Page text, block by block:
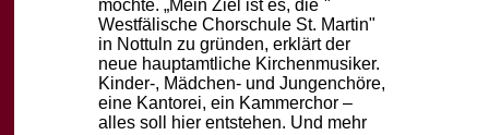
möchte. „Mein Ziel istes, die`"
Westfälische Chorschule St. Martin"
in Nottuln zu gründen, erklärt der
neue hauptamtliche Kirchenmusiker.
Kinder-, Mädchen- und Jungenchöre,
eine Kantorei, ein Kammerchor –
alles soll hier entstehen. Und mehr